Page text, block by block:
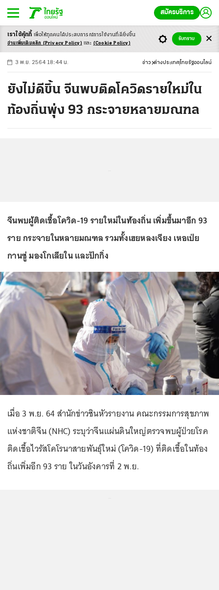
สมัครบริการ
-ก ก ก+
3 พ.ย. 2564 18:44 น. ข่าว ต่างประเทศ ไทยรัฐออนไลน์
ยังไม่ดีขึ้น จีนพบติดโควิดรายใหม่ใน
ท้องถิ่นพุ่ง 93 กระจายหลายมณฑล
จีนพบผู้ติดเชื้อโควิด-19 รายใหม่ในท้องถิ่น เพิ่มขึ้นมาอีก 93
ราย กระจายในหลายมณฑล รวมทั้งเฮยหลงเจียง เหอเป่ย
กานซู่ มองโกเลียใน และปักกิ่ง
เมื่อ 3 พ.ย. 64 สำนักข่าวซินหัวรายงาน คณะกรรมการสุขภาพ
แห่งชาติจีน (NHC) ระบุว่าจีนแผ่นดินใหญ่ตรวจพบผู้ป่วยโรค
ติดเชื้อไวรัสโคโรนาสายพันธุ์ใหม่ (โควิด-19) ที่ติดเชื้อในท้อง
ถิ่นเพิ่มอีก 93 ราย ในวันอังคารที่ 2 พ.ย.
เราใช้คุ้กกี้ เพื่อให้ทุกคนได้ประสบการณ์การใช้งานที่ดียิ่งขึ้น
อ่านเพิ่มเติมคลิก (Privacy Policy) และ (Cookie Policy)
รับทราบ